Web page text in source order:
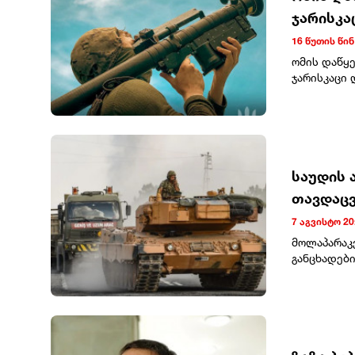
16 წუთის წინ
ომის
ჯარისკაცი
449 606
– 35 (+1).
131 417
საუდის
7 აგვისტო